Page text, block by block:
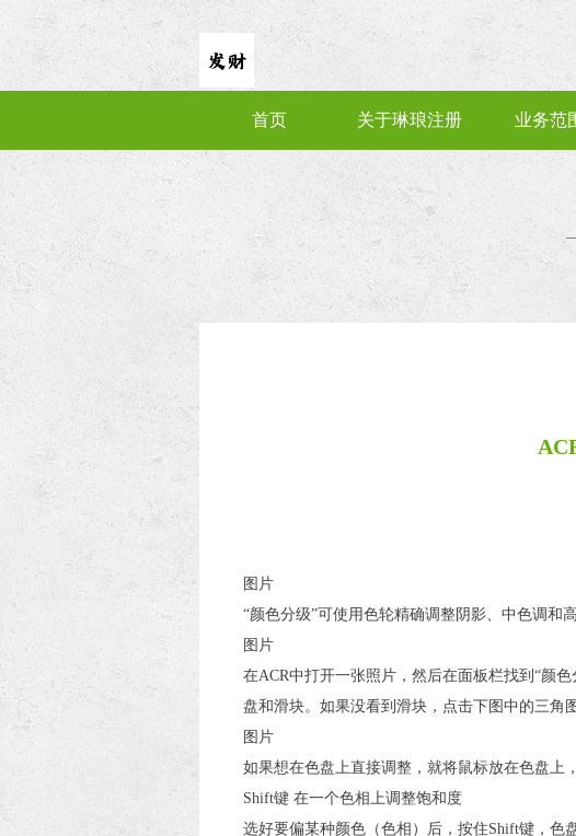
首页 关于琳琅注册 业务范
图片
“颜色分级”可使用色轮精确调整阴影、中色调和
图片
在ACR中打开一张照片，然后在面板栏找到“颜
盘和滑块。如果没看到滑块，点击下图中的三角
图片
如果想在色盘上直接调整，就将鼠标放在色盘上
Shift键 在一个色相上调整饱和度
选好要偏某种颜色（色相）后，按住Shift键，色